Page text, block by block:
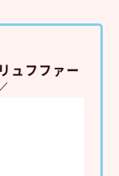
ュフファー